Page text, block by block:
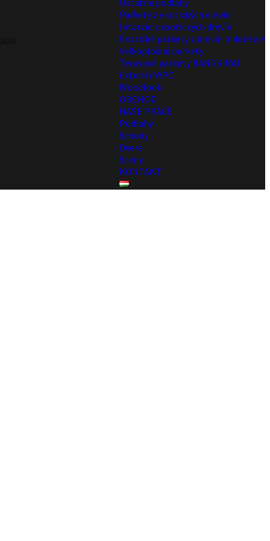
Ostatné podlahy
Parkety z exotických drevín
Intarzie z exotických drevín
Exotické parkety z drevín Indonézie
Veľkoplošné parkety
Terasové parkety BANGKIRAI
Exteriér WPC
Woodlook
OBCHOD
NAŠE PRÁCE
Podlahy
Schody
Dvere
Steny
KONTAKT